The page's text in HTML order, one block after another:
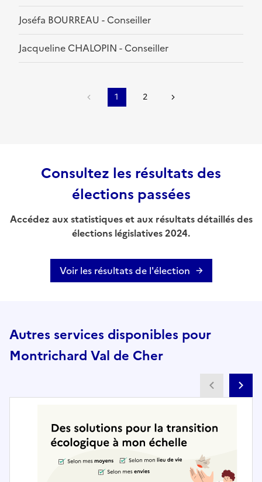
Joséfa BOURREAU - Conseiller
Jacqueline CHALOPIN - Conseiller
1 2
Consultez les résultats des
élections passées
Accédez aux statistiques et aux résultats détaillés des
élections législatives 2024.
Voir les résultats de l'élection
Autres services disponibles pour
Montrichard Val de Cher